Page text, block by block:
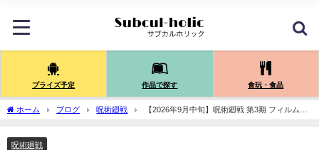
プライズ予定 作品で探す 食玩・食品
ホーム ブログ 呪術廻戦
【2026年9月中旬】呪術廻戦 第3期 フィルム風
コレクション 第7弾
呪術廻戦